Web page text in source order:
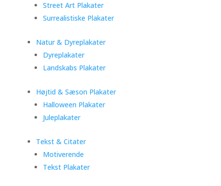
Street Art Plakater
Surrealistiske Plakater
Natur & Dyreplakater
Dyreplakater
Landskabs Plakater
Højtid & Sæson Plakater
Halloween Plakater
Juleplakater
Tekst & Citater
Motiverende
Tekst Plakater